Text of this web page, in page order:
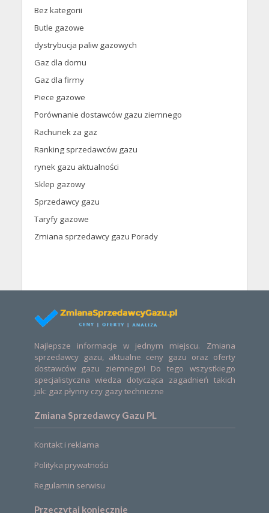
Bez kategorii
Butle gazowe
dystrybucja paliw gazowych
Gaz dla domu
Gaz dla firmy
Piece gazowe
Porównanie dostawców gazu ziemnego
Rachunek za gaz
Ranking sprzedawców gazu
rynek gazu aktualności
Sklep gazowy
Sprzedawcy gazu
Taryfy gazowe
Zmiana sprzedawcy gazu Porady
Najlepsze informacje w jednym miejscu. Zmiana
sprzedawcy gazu, aktualne ceny gazu oraz oferty
dostawców gazu ziemnego! Do tego wszystkiego
specjalistyczna wiedza dotycząca zagadnień takich
jak: gaz płynny czy gazy techniczne
Zmiana Sprzedawcy Gazu PL
Kontakt i reklama
Polityka prywatności
Regulamin serwisu
Przeczytaj koniecznie